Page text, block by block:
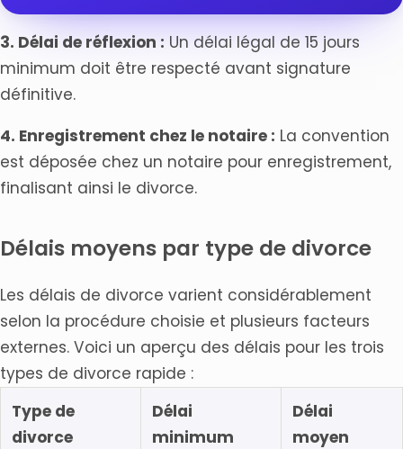
3. Délai de réflexion : Un délai légal de 15 jours
minimum doit être respecté avant signature
définitive.
4. Enregistrement chez le notaire : La convention
est déposée chez un notaire pour enregistrement,
finalisant ainsi le divorce.
Délais moyens par type de divorce
Les délais de divorce varient considérablement
selon la procédure choisie et plusieurs facteurs
externes. Voici un aperçu des délais pour les trois
types de divorce rapide :
Type de
divorce
Délai
minimum
Délai
moyen